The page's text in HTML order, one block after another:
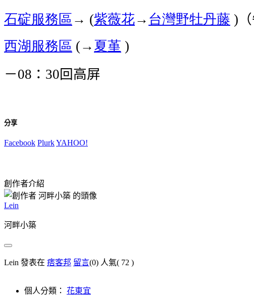
石碇服務區→ (紫薇花→台灣野牡丹藤 )
西湖服務區 (→夏堇 )
－08 ： 30回高屏
分享
Facebook PlurkYAHOO!
創作者介紹
Lein
河畔小築
Lein 發表在 痞客邦 留言(0) 人氣( 72 )
個人分類： 花東宜